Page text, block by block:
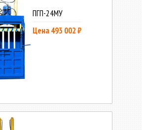
ПГП-24МУ
Цена 493 002 ₽